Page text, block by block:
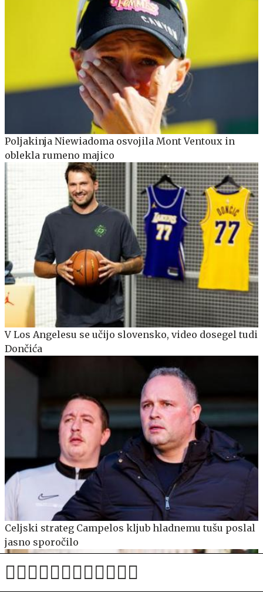
Poljakinja Niewiadoma osvojila Mont Ventoux in
oblekla rumeno majico
V Los Angelesu se učijo slovensko, video dosegel tudi
Dončića
Celjski strateg Campelos kljub hladnemu tušu poslal
jasno sporočilo